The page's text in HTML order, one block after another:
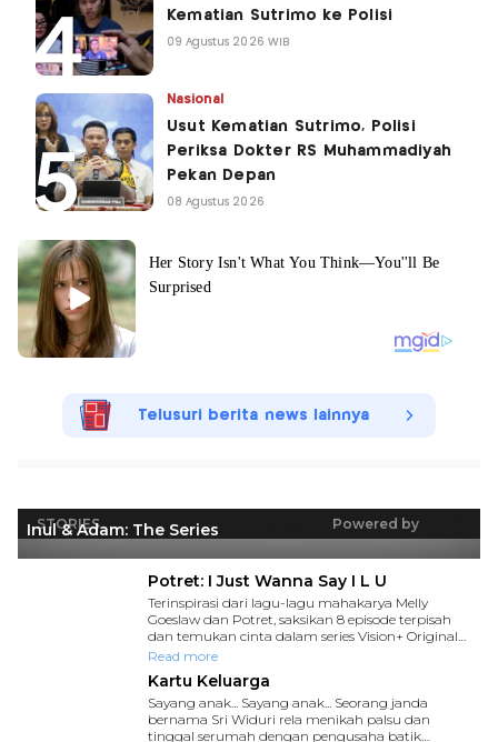
Kematian Sutrimo ke Polisi
09 Agustus 2026 WIB
Nasional
Usut Kematian Sutrimo, Polisi
Periksa Dokter RS Muhammadiyah
Pekan Depan
08 Agustus 2026
Telusuri berita news lainnya